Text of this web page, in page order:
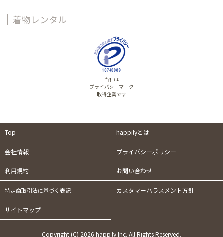
着物レンタル
当社は
プライバシーマーク
取得企業です
Top happilyとは
会社情報 プライバシーポリシー
利用規約 お問い合わせ
特定商取引法に基づく表記 カスタマーハラスメント方針
サイトマップ
Copyright (C) 2026 happily Inc. All Rights Reserved.